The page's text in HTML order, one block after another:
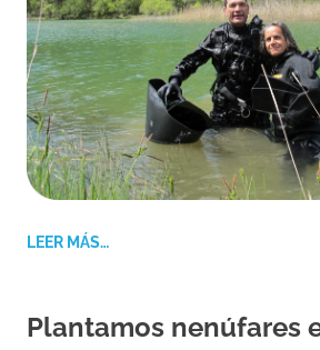
LEER MÁS…
Plantamos nenúfares